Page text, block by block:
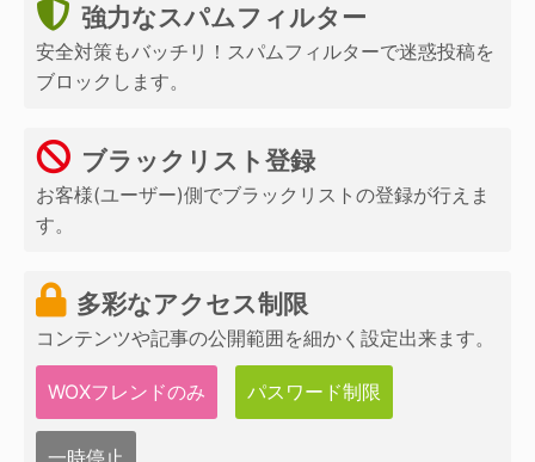
強力なスパムフィルター
安全対策もバッチリ！スパムフィルターで迷惑投稿を
ブロックします。
ブラックリスト登録
お客様(ユーザー)側でブラックリストの登録が行えま
す。
多彩なアクセス制限
コンテンツや記事の公開範囲を細かく設定出来ます。
WOXフレンドのみ パスワード制限
一時停止